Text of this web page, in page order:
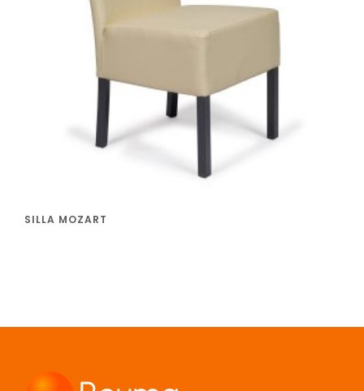
SILLA MOZART